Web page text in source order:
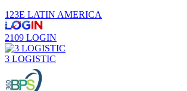
123E LATIN AMERICA
2109 LOGIN
3 LOGISTIC